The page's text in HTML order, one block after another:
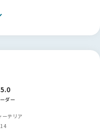
た私にとって、鈴木さん
できるこのサイトは、最
たっぷりに育てられてい
に触れ、この方からお迎
に写真や動画を送ってく
乙藤女（おとめ）の成長
した。当日いただいた丁
いただいたサインは一生
ど賢く、トイレも完璧
日々伝わってきます🐶💕
5.0
ダー
ーテリア